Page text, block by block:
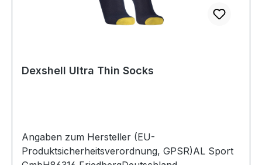
Dexshell Ultra Thin Socks
Angaben zum Hersteller (EU-
Produktsicherheitsverordnung, GPSR)AL Sport